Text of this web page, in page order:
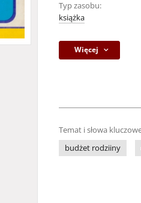
Typ zasobu:
książka
Więcej
Temat i słowa
budżet rodziiny